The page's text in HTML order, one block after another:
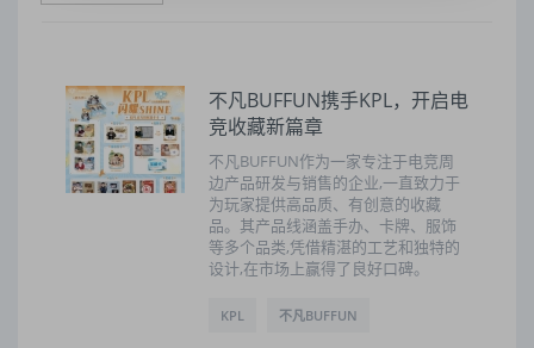
不凡BUFFUN携手KPL，开启电
竞收藏新篇章
不凡BUFFUN作为一家专注于电竞周
边产品研发与销售的企业,一直致力于
为玩家提供高品质、有创意的收藏
品。其产品线涵盖手办、卡牌、服饰
等多个品类,凭借精湛的工艺和独特的
设计,在市场上赢得了良好口碑。
KPL 不凡BUFFUN